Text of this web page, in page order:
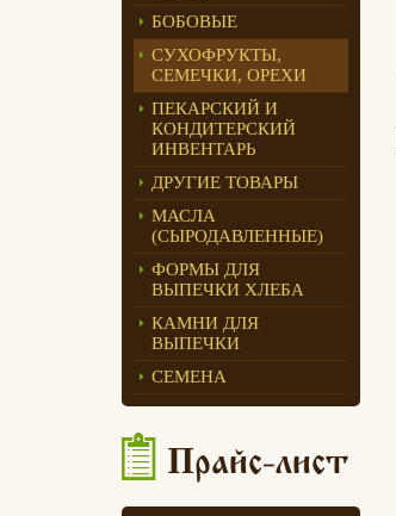
Едлин Хлеб
БОБОВЫЕ
СУХОФРУКТЫ,
СЕМЕЧКИ, ОРЕХИ
ПЕКАРСКИЙ И
КОНДИТЕРСКИЙ
ИНВЕНТАРЬ
ДРУГИЕ ТОВАРЫ
МАСЛА
(СЫРОДАВЛЕННЫЕ)
ФОРМЫ ДЛЯ
ВЫПЕЧКИ ХЛЕБА
КАМНИ ДЛЯ
ВЫПЕЧКИ
СЕМЕНА
Прайс-лист